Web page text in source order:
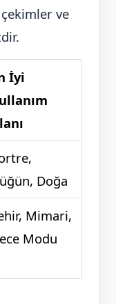
ve
İyi
Doğa
Mimari,
Modu